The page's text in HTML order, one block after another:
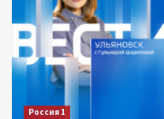
Россия 1